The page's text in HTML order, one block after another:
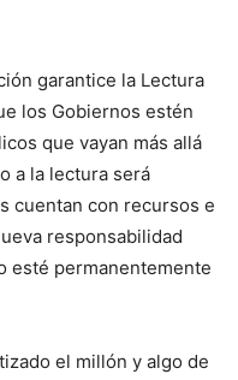
garantice la Lectura
los Gobiernos estén
que vayan más allá
a la lectura será
cuentan con recursos e
responsabilidad
esté permanentemente
el millón y algo de